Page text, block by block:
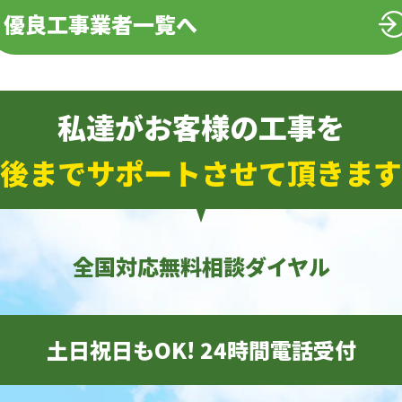
優良工事業者一覧へ
私達がお客様の工事を
までサポートさせて頂きま
全国対応無料相談ダイヤル
土日祝日もOK! 24時間電話受付